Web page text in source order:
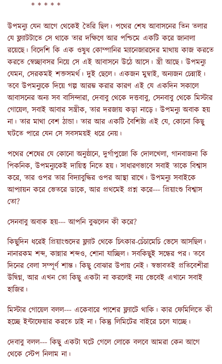
* * * * *
উপমন্যু যেন আগে থেকেই তৈরি ছিল। পথের শেষ আবাসনের তিন তলার
যে ফ্ল্যাটটাতে সে থাকে তার দক্ষিণে আর পশ্চিমে একটি করে জানালা
রয়েছে। বিদেশি কি এক ওষুধ কোম্পানির ম্যানেজারদের মাথায় কাজ করতে
করতে স্বেচ্ছাবসর নিয়ে সে এই আবাসনে উঠে আসে। স্ত্রী আছে। উপমন্যু
যেমন, সেরকমই শক্তসমর্থ। দুই ছেলে। একজন মুম্বাই, অন্যজন চেন্নাই।
তবে উপমন্যুকে দিয়ে গল্প আরম্ভ করার কারণ এই যে একদিন সকালে
আবাসনের অন্য সব বাসিন্দারা, দেবাবু থেকে দত্তবাবু, সেনবাবু থেকে মিস্টার
গোয়েল, সবাই আবার সস্ত্রীক, তার দরজায় কড়া নাড়ে। উপমন্যু অবাক হয়
না। তার মাথা বেশ ঠান্ডা। তার আর একটি বৈশিষ্ট্য এই যে, কোনো কিছু
ঘটতে পারে যেন সে সবসময়ই ধরে নেয়।
পথের শেষের যে কোনো অনুষ্ঠানে, দুর্গাপুজো কি দোলখেলা, গানবাজনা কি
পিকনিক, উপমন্যুকেই দায়িত্ব নিতে হয়। সাধারণভাবে সবাই তাকে বিশ্বাস
করে, তার ওপর তার বিদ্যাবুদ্ধির ওপর আস্থা রাখে। উপমন্যু সবাইকে
আপ্যায়ন করে ভেতরে ডাকে, আর প্রথমেই প্রশ্ন করে--- প্রিয়াংশু বিশ্বাস
তো?
সেনবাবু অবাক হয়--- আপনি বুঝলেন কী করে?
কিছুদিন ধরেই প্রিয়াংশুদের ফ্ল্যাট থেকে চিৎকার-চেঁচামেচি ভেসে আসছিল।
নানারকম শব্দ, কান্নার শব্দও, শোনা যাচ্ছিল। সবকিছুই সন্ধের পর। তবে
দিনের বেলা সম্পূর্ণ শান্ত। কিছু বোঝার উপায় নেই। স্বভাবতই প্রতিবেশীরা
উদ্বিগ্ন, আর এখন তো কিছু একটা না করলেই নয় ভেবেই এখানে সবাই
হাজির।
মিস্টার গোয়েল বলল--- একেবারে পাশের ফ্ল্যাটে থাকি। কার ফেমিলিতে কী
হচ্ছে ইন্টাফেয়ার করতে চাই না। কিন্তু লিমিটের বাইরে চলে যাচ্ছে।
দেবাবু বলল--- কিছু একটা ঘটে গেলে লোকে বলবে আমরা কেন আগে
থেকে স্টেপ নিলাম না।